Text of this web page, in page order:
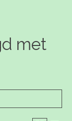
met